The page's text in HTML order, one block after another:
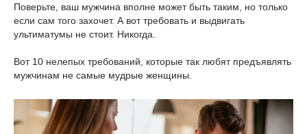
Поверьте, ваш мужчина вполне может быть таким, но только
если сам того захочет. А вот требовать и выдвигать
ультиматумы не стоит. Никогда.
Вот 10 нелепых требований, которые так любят предъявлять
мужчинам не самые мудрые женщины.